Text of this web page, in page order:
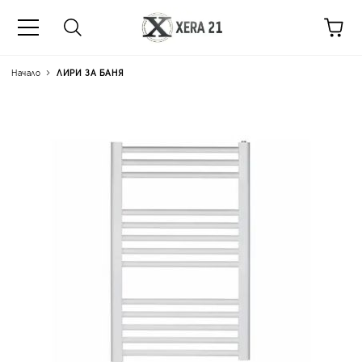
Начало ЛИРИ ЗА БАНЯ
Цена на продукта: